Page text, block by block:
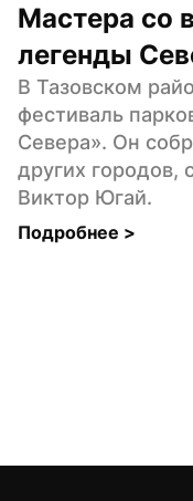
Мастера со
легенды
В Тазовском
фестиваль
Севера». Он
других городов,
Виктор Югай.
Подробнее >